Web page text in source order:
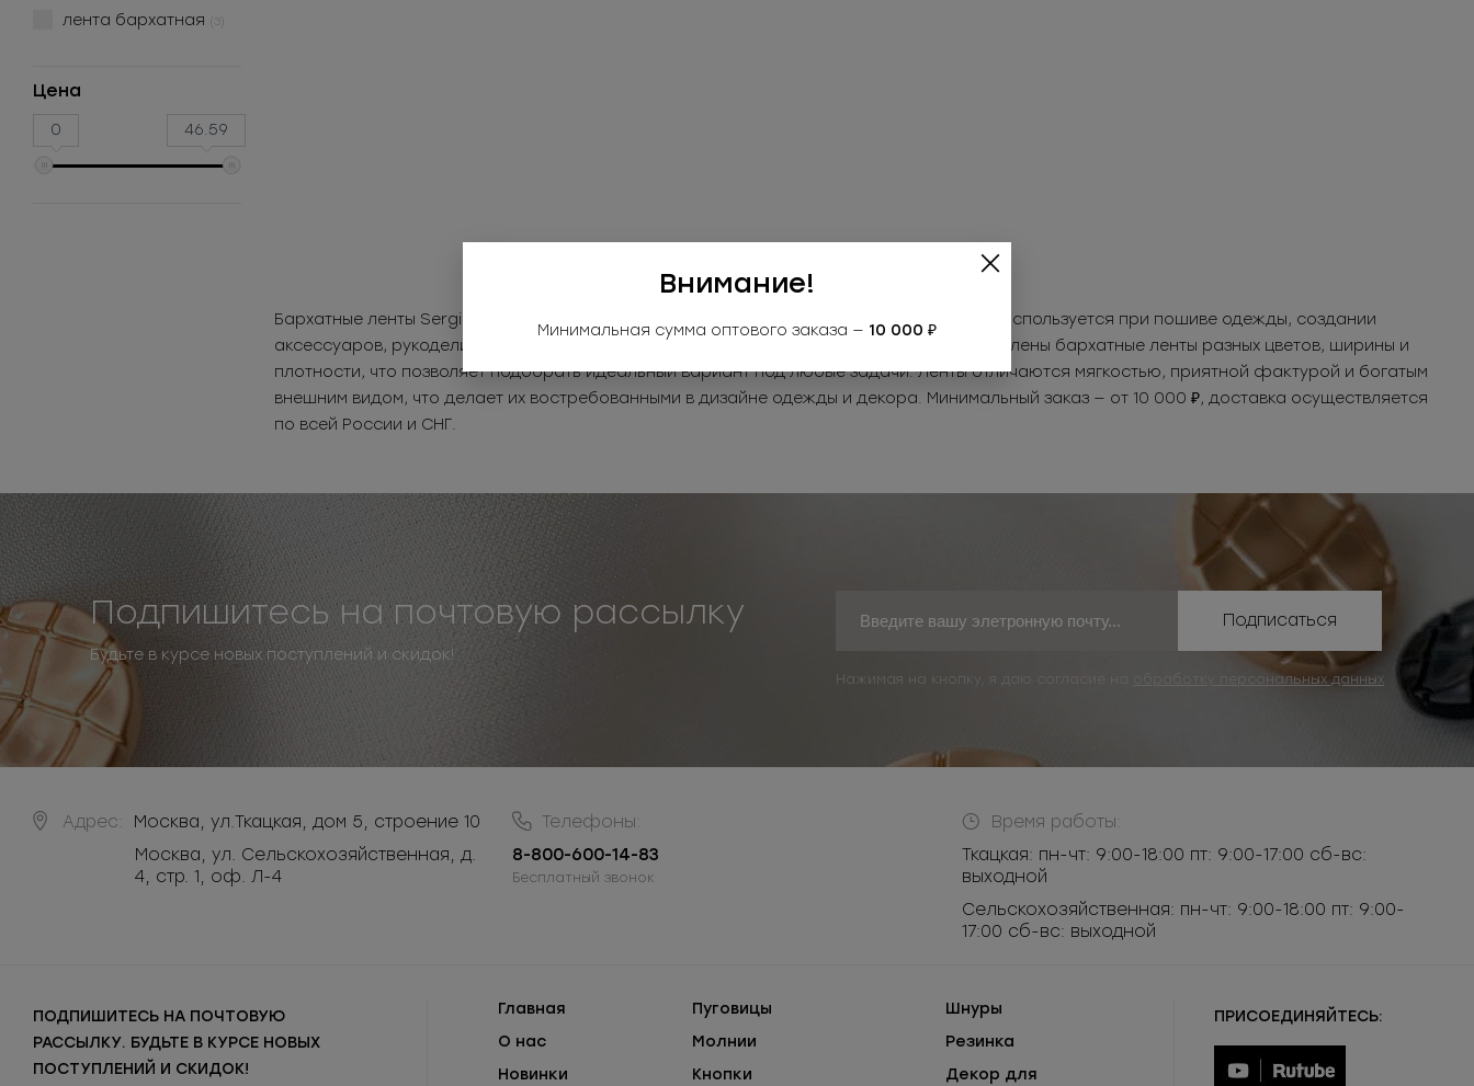
лента бархатная (3)
Цена
0 46.59
Бархатные ленты Sergio Stefano — это изысканная декоративная фурнитура, которая используется при пошиве одежды, создании
аксессуаров, рукоделии и оформлении текстильных изделий. В ассортименте представлены бархатные ленты разных цветов, ширины и
плотности, что позволяет подобрать идеальный вариант под любые задачи. Ленты отличаются мягкостью, приятной фактурой и богатым
внешним видом, что делает их востребованными в дизайне одежды и декора. Минимальный заказ — от 10 000 ₽, доставка осуществляется
по всей России и СНГ.
Подпишитесь на почтовую рассылку
Будьте в курсе новых поступлений и скидок!
Подписаться
Нажимая на кнопку, я даю согласие на обработку персональных данных
Адрес: Москва, ул.Ткацкая, дом 5, строение 10
Москва, ул. Сельскохозяйственная, д.
4, стр. 1, оф. Л-4
Телефоны:
8-800-600-14-83
Бесплатный звонок
Время работы:
Ткацкая: пн-чт: 9:00-18:00 пт: 9:00-17:00 сб-вс:
выходной
Сельскохозяйственная: пн-чт: 9:00-18:00 пт: 9:00-
17:00 сб-вс: выходной
ПОДПИШИТЕСЬ НА ПОЧТОВУЮ
РАССЫЛКУ. БУДЬТЕ В КУРСЕ НОВЫХ
ПОСТУПЛЕНИЙ И СКИДОК!
Главная
О нас
Новинки
Пуговицы
Молнии
Кнопки
Шнуры
Резинка
Декор для
ПРИСОЕДИНЯЙТЕСЬ:
Внимание!
Минимальная сумма оптового заказа — 10 000 ₽